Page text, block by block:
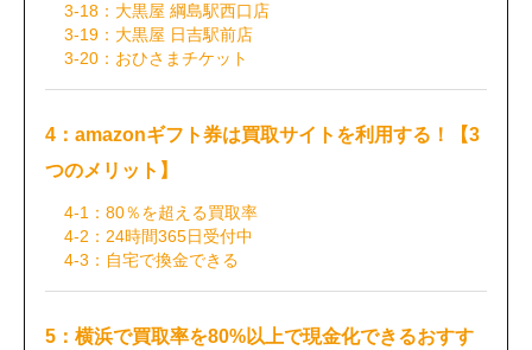
3-18：大黒屋 綱島駅西口店
3-19：大黒屋 日吉駅前店
3-20：おひさまチケット
4：amazonギフト券は買取サイトを利用する！【3
つのメリット】
4-1：80％を超える買取率
4-2：24時間365日受付中
4-3：自宅で換金できる
5：横浜で買取率を80%以上で現金化できるおすす